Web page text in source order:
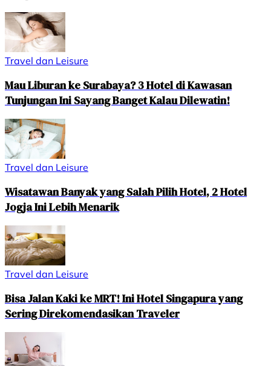
Travel dan Leisure
Mau Liburan ke Surabaya? 3 Hotel di Kawasan
Tunjungan Ini Sayang Banget Kalau Dilewatin!
Travel dan Leisure
Wisatawan Banyak yang Salah Pilih Hotel, 2 Hotel
Jogja Ini Lebih Menarik
Travel dan Leisure
Bisa Jalan Kaki ke MRT! Ini Hotel Singapura yang
Sering Direkomendasikan Traveler